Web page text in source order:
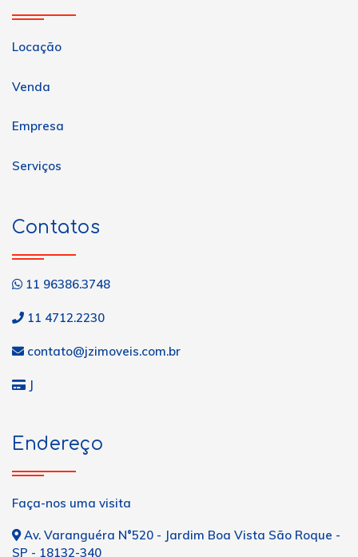
Locação
Venda
Empresa
Serviços
Contatos
11 96386.3748
11 4712.2230
contato@jzimoveis.com.br
J
Endereço
Faça-nos uma visita
Av. Varanguéra N°520 - Jardim Boa Vista São Roque -
SP - 18132-340